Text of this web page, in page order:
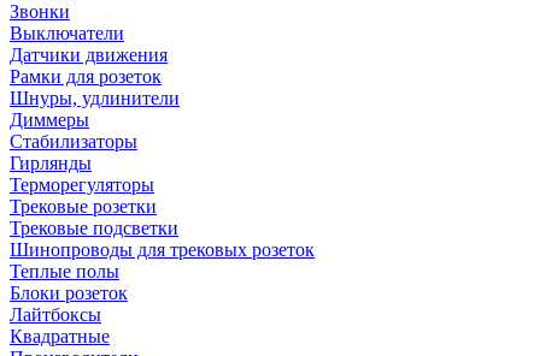
Звонки
Выключатели
Датчики движения
Рамки для розеток
Шнуры, удлинители
Диммеры
Стабилизаторы
Гирлянды
Терморегуляторы
Трековые розетки
Трековые подсветки
Шинопроводы для трековых розеток
Теплые полы
Блоки розеток
Лайтбоксы
Квадратные